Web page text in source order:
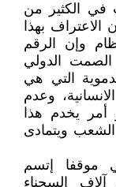
في الکثير من
بهذا
وإن الرقم
الصمت الدولي
التي هي
وعدم
أمر يخدم هذا
الشعب ويتمادى
موقفا إتسم
السجناء